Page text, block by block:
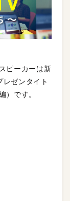
ピーカーは新
ゼンタイト
）です。